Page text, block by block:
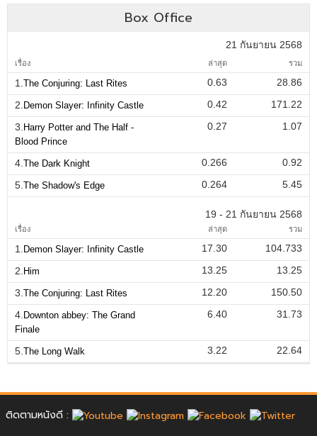
Box Office
21 กันยายน 2568
เรื่อง ล่าสุด รวม
1.The Conjuring: Last Rites 0.63
28.86
2. Demon Slayer: Infinity Castle 0.42
171.22
3. Harry Potter and The Half -
Blood Prince
0.27 1.07
4.The Dark Knight 0.266
0.92
5.The Shadow's Edge 0.264 5.45
19 - 21 กันยายน 2568
เรื่อง ล่าสุด รวม
1. Demon Slayer: Infinity Castle 17.30
104.733
2. Him 13.25
13.25
3.The Conjuring: Last Rites 12.20
150.50
4. Downton abbey: The Grand
Finale
6.40 31.73
5.The Long Walk 3.22 22.64
ติดตามหนังดี :